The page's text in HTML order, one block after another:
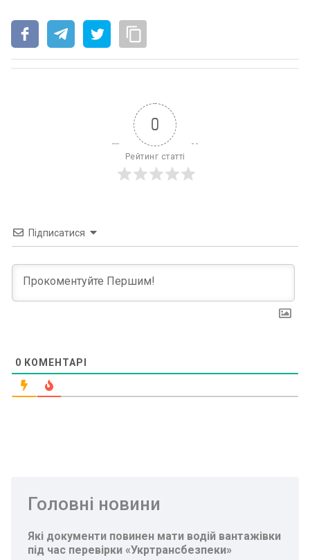
0
Рейтинг статті
Підписатися
0 КОМЕНТАРІ
Головні новини
Які документи повинен мати водій вантажівки
під час перевірки «Укртрансбезпеки»